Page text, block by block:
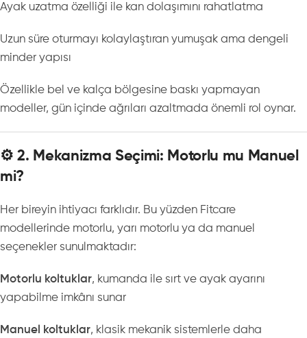
Ayak uzatma özelliği ile kan dolaşımını rahatlatma
Uzun süre oturmayı kolaylaştıran yumuşak ama dengeli
minder yapısı
Özellikle bel ve kalça bölgesine baskı yapmayan
modeller, gün içinde ağrıları azaltmada önemli rol oynar.
⚙️ 2. Mekanizma Seçimi: Motorlu mu Manuel
mi?
Her bireyin ihtiyacı farklıdır. Bu yüzden Fitcare
modellerinde motorlu, yarı motorlu ya da manuel
seçenekler sunulmaktadır:
Motorlu koltuklar, kumanda ile sırt ve ayak ayarını
yapabilme imkânı sunar
Manuel koltuklar, klasik mekanik sistemlerle daha